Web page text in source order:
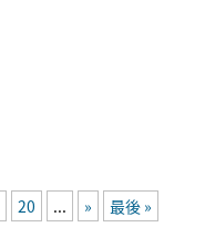
20 ... » 最後 »